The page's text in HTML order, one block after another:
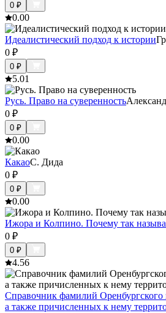
0 ₽
0.00
Идеалистический подход к истории
0 ₽
0 ₽
5.01
Русь. Право на суверенность
0 ₽
0 ₽
0.00
КакаоС. Дида
0 ₽
0 ₽
0.00
Ижора и Колпино. Почему так
0 ₽
0 ₽
4.56
Справочник фамилий Оренбургского
а также причисленных к нему